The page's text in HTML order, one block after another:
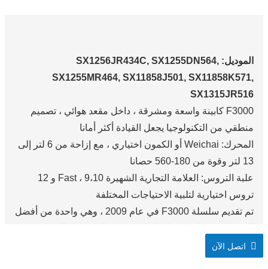
الموديل: SX1256JR434C, SX1255DN564,
SX1255MR464, SX11858J501, SX11858K571,
SX1315JR516
F3000 كابينة واسعة ومشرقة ، داخل مقعد هوائي ، تصميم
منطقي من التكنولوجيا يجعل القيادة أكثر أمانا
المحرك: Weichai أو الكمون اختياري ، مع إزاحة من 6 لتر إلى
13 لتر وقوة من 180-560 حصانا
علبة التروس: العلامة التجارية الشهيرة Fast ، 9،10 و 12
تروس اختيارية لتلبية الاحتياجات المختلفة
تم تقديم سلسلة F3000 في عام 2009 ، وهي واحدة من أفضل
والقوية معالجة أي مهمة يطلبها مالكها.
اتصل الآن